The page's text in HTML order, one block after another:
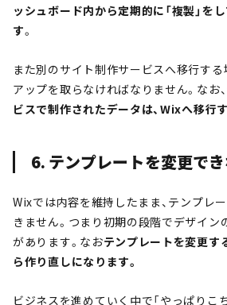
ッシュボード内から定期的に「複製」を
す。
また別のサイト制作サービスへ移行する
アップを取らなければなりません。なお、
ビスで制作されたデータは、Wixへ移行
6. テンプレートを変更で
Wixでは内容を維持したまま、テンプレ
きません。つまり初期の段階でデザイン
があります。なおテンプレートを変更す
ら作り直しになります。
ビジネスを進めていく中で「やっぱりこ